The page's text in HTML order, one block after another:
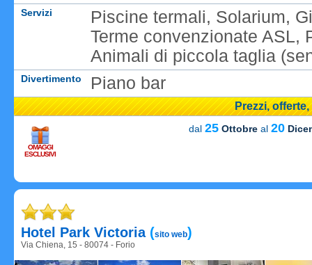
Servizi
Piscine termali, Solarium,
Terme convenzionate ASL,
Animali di piccola taglia
Divertimento Piano bar
Prezzi,
OMAGGI
ESCLUSIVI
dal 25 Ottobre al 20
Hotel Park Victoria(sito web)
Via Chiena, 15 - 80074 - Forio